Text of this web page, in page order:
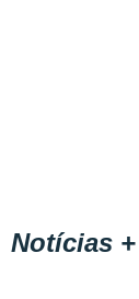
Notícias